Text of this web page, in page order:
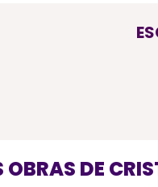
OBRAS DE